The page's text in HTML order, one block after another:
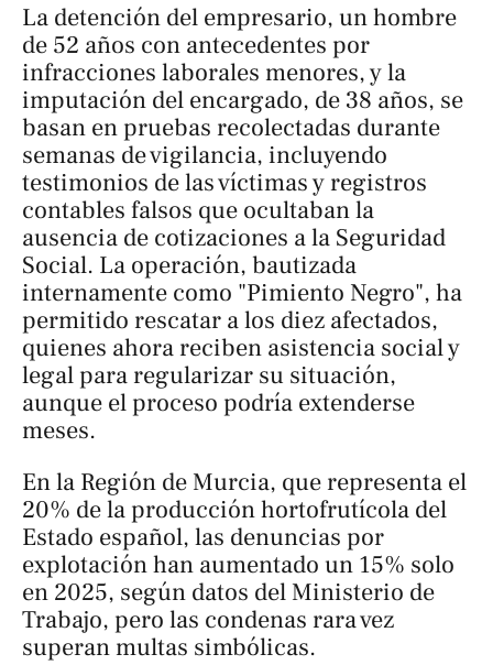
La detención del empresario, un hombre
de 52 años con antecedentes por
infracciones laborales menores, y la
imputación del encargado, de 38 años, se
basan en pruebas recolectadas durante
semanas de vigilancia, incluyendo
testimonios de las víctimas y registros
contables falsos que ocultaban la
ausencia de cotizaciones a la Seguridad
Social. La operación, bautizada
internamente como "Pimiento Negro", ha
permitido rescatar a los diez afectados,
quienes ahora reciben asistencia social y
legal para regularizar su situación,
aunque el proceso podría extenderse
meses.
En la Región de Murcia, que representa el
20% de la producción hortofrutícola del
Estado español, las denuncias por
explotación han aumentado un 15% solo
en 2025, según datos del Ministerio de
Trabajo, pero las condenas rara vez
superan multas simbólicas.